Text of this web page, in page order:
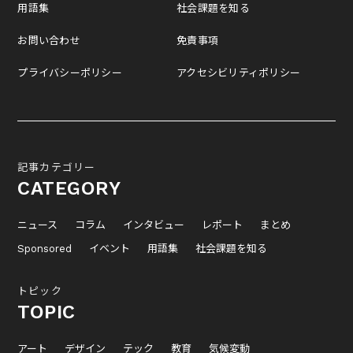
用語集
お問い合わせ
プライバシーポリシー
社会課題を知る
免責事項
アクセシビリティポリシー
記事カテゴリー
CATEGORY
ニュース コラム インタビュー レポート
まとめ
Sponsored
イベント 用語集 社会課題を知る
トピック
TOPIC
アート デザイン テック 教育 気候変動